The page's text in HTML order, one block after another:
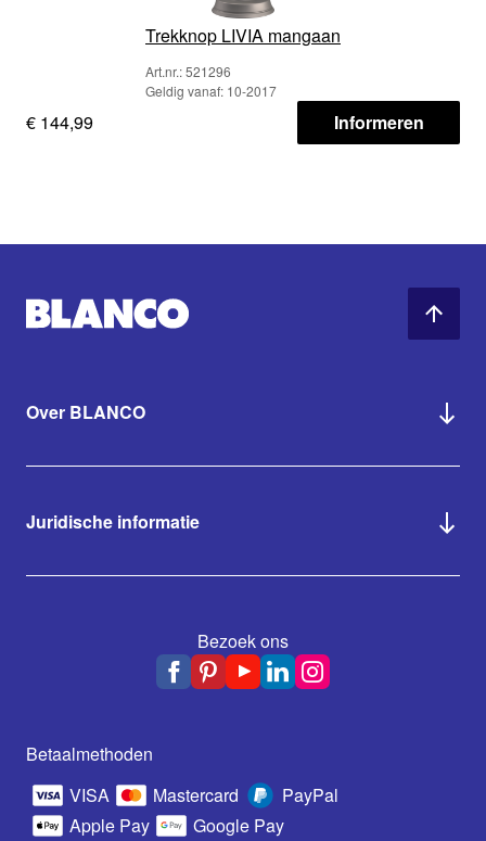
Trekknop LIVIA mangaan
Art.nr.: 521296
Geldig vanaf: 10-2017
€ 144,99 Informeren
Over BLANCO
Juridische informatie
Bezoek ons
Betaalmethoden
VISA
Mastercard
PayPal
Apple Pay
Google Pay